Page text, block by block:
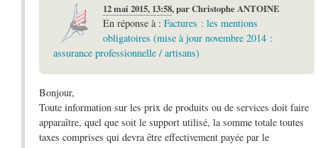
12 mai 2015, 13:58,parChristophe ANTOINE
En réponse à : Factures : les mentions
obligatoires (mise à jour novembre 2014 :
assurance professionnelle / artisans)
Bonjour,
Toute information sur les prix de produits ou de services doit faire
apparaître, quel que soit le support utilisé, la somme totale toutes
taxes comprises qui devra être effectivement payée par le